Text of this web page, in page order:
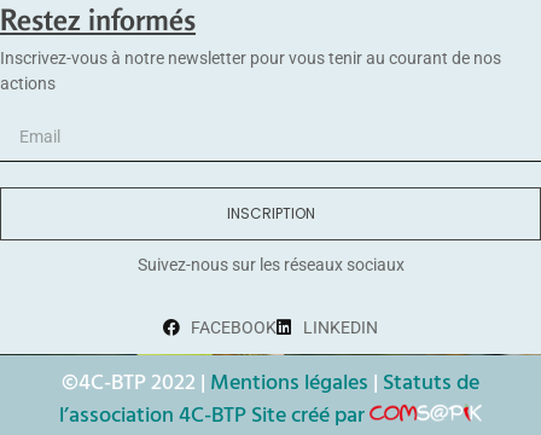
Restez informés
Inscrivez-vous à notre newsletter pour vous tenir au courant de nos
actions
INSCRIPTION
Suivez-nous sur les réseaux sociaux
FACEBOOK LINKEDIN
©4C-BTP 2022 | Mentions légales | Statuts de
l’association 4C-BTPSite créé par